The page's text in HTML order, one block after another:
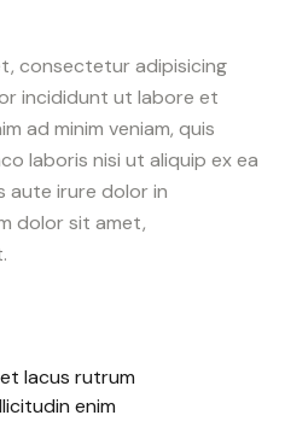
consectetur adipisicing
incididunt ut labore et
ad minim veniam, quis
laboris nisi ut aliquip ex ea
aute irure dolor in
dolor sit amet,
lacus rutrum
enim